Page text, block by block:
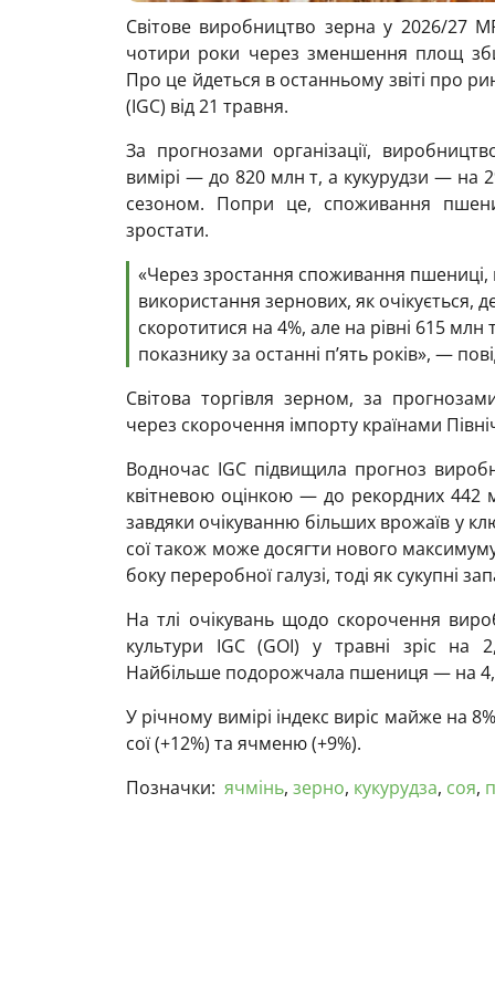
Світове виробництво зерна у 2026/27
чотири роки через зменшення площ
Про це йдеться в останньому звіті про
(IGC) від 21 травня.
За прогнозами організації,
вимірі — до 820 млн т, а кукурудзи — на
сезоном. Попри це, споживання
зростати.
«Через зростання споживання пшениці,
використання зернових, як очікується,
скоротитися на 4%, але на рівні 615
показнику за останні п’ять років», —
Світова торгівля зерном, за
через скорочення імпорту країнами
Водночас IGC підвищила прогноз
квітневою оцінкою — до рекордних 442
завдяки очікуванню більших врожаїв у
сої також може досягти нового
боку переробної галузі, тоді як сукупні
На тлі очікувань щодо скорочення
культури IGC (GOI) у травні зріс на
Найбільше подорожчала пшениця — на
У річному вимірі індекс виріс майже на
сої (+12%) та ячменю (+9%).
Позначки: ячмінь, зерно, кукурудза, соя,